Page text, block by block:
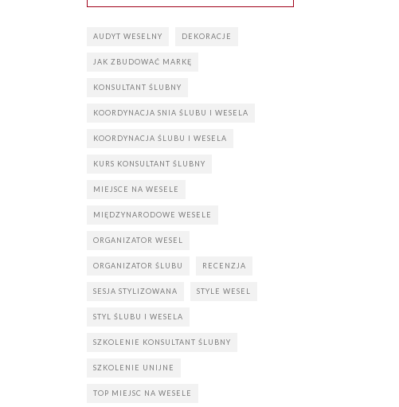
AUDYT WESELNY DEKORACJE
JAK ZBUDOWAĆ MARKĘ
KONSULTANT ŚLUBNY
KOORDYNACJA SNIA ŚLUBU I WESELA
KOORDYNACJA ŚLUBU I WESELA
KURS KONSULTANT ŚLUBNY
MIEJSCE NA WESELE
MIĘDZYNARODOWE WESELE
ORGANIZATOR WESEL
ORGANIZATOR ŚLUBU RECENZJA
SESJA STYLIZOWANA STYLE WESEL
STYL ŚLUBU I WESELA
SZKOLENIE KONSULTANT ŚLUBNY
SZKOLENIE UNIJNE
TOP MIEJSC NA WESELE